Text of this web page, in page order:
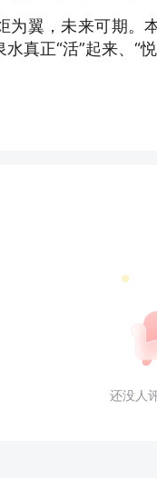
为翼，未来可期
真正“活”起来、“
还没人